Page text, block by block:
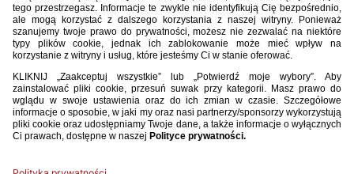
Rachunki walutowe:
• PL37 1240 1037 1978 0010 4270 1623 – rachunek walutowy EUR
• PL50 1240 6292 1787 0010 5977 3640 – rachunek walutowy USD
• PL59 1240 6292 1797 0010 5977 3754 – rachunek walutowy CHF
• PL39 1240 6292 1789 0010 5977 3738 – rachunek walutowy GBP
Bank Pekao SA